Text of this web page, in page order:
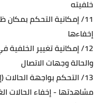
خلفيته
11/ إمكانية التحكم
إخفاءها
12/ إمكانية تغيير
والحالة وجهات الاتصال
13/ التحكم بواجهة
مشاهدتها - إخفاء الحالات